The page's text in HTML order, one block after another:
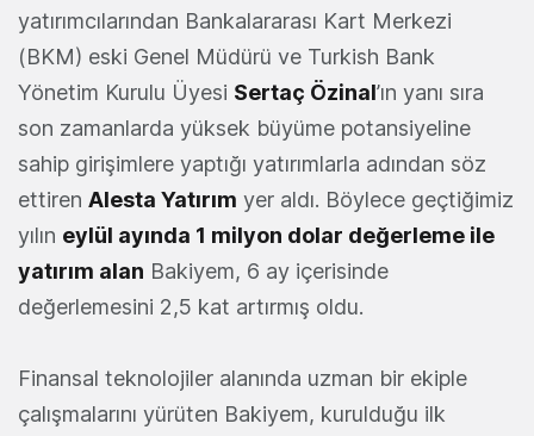
yatırımcılarından Bankalararası Kart Merkezi
(BKM) eski Genel Müdürü ve Turkish Bank
Yönetim Kurulu Üyesi Sertaç Özinal’ın yanı sıra
son zamanlarda yüksek büyüme potansiyeline
sahip girişimlere yaptığı yatırımlarla adından söz
ettiren Alesta Yatırım yer aldı. Böylece geçtiğimiz
yılın eylül ayında 1 milyon dolar değerleme ile
yatırım alan Bakiyem, 6 ay içerisinde
değerlemesini 2,5 kat artırmış oldu.
Finansal teknolojiler alanında uzman bir ekiple
çalışmalarını yürüten Bakiyem, kurulduğu ilk